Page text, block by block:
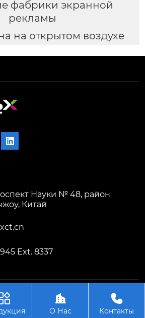
фабрики экранной
рекламы
на открытом воздухе

Науки № 48, район
Китай
Ext. 8337
2025Гуанчжоу Samplex
Лтд.

О Нас

Контакты